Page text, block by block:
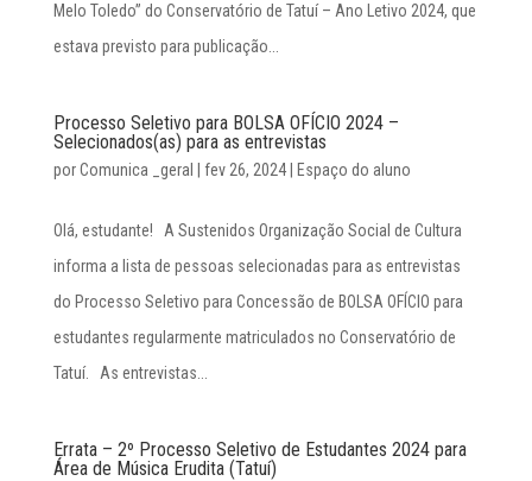
Melo Toledo” do Conservatório de Tatuí – Ano Letivo 2024, que
estava previsto para publicação...
Processo Seletivo para BOLSA OFÍCIO 2024 –
Selecionados(as) para as entrevistas
porComunica _geral fev 26, 2024| Espaço do aluno
Olá, estudante! A Sustenidos Organização Social de Cultura
informa a lista de pessoas selecionadas para as entrevistas
do Processo Seletivo para Concessão de BOLSA OFÍCIO para
estudantes regularmente matriculados no Conservatório de
Tatuí. As entrevistas...
Errata – 2º Processo Seletivo de Estudantes 2024 para
Área de Música Erudita (Tatuí)